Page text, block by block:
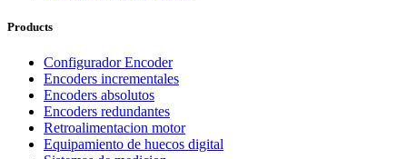
Products
Configurador Encoder
Encoders incrementales
Encoders absolutos
Encoders redundantes
Retroalimentacion motor
Equipamiento de huecos digital